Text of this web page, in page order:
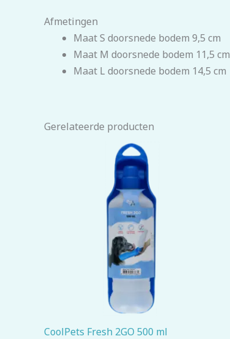
Afmetingen
Maat S doorsnede bodem 9,5 cm
Maat M doorsnede bodem 11,5 cm
Maat L doorsnede bodem 14,5 cm
Gerelateerde producten
CoolPets Fresh 2GO 500 ml